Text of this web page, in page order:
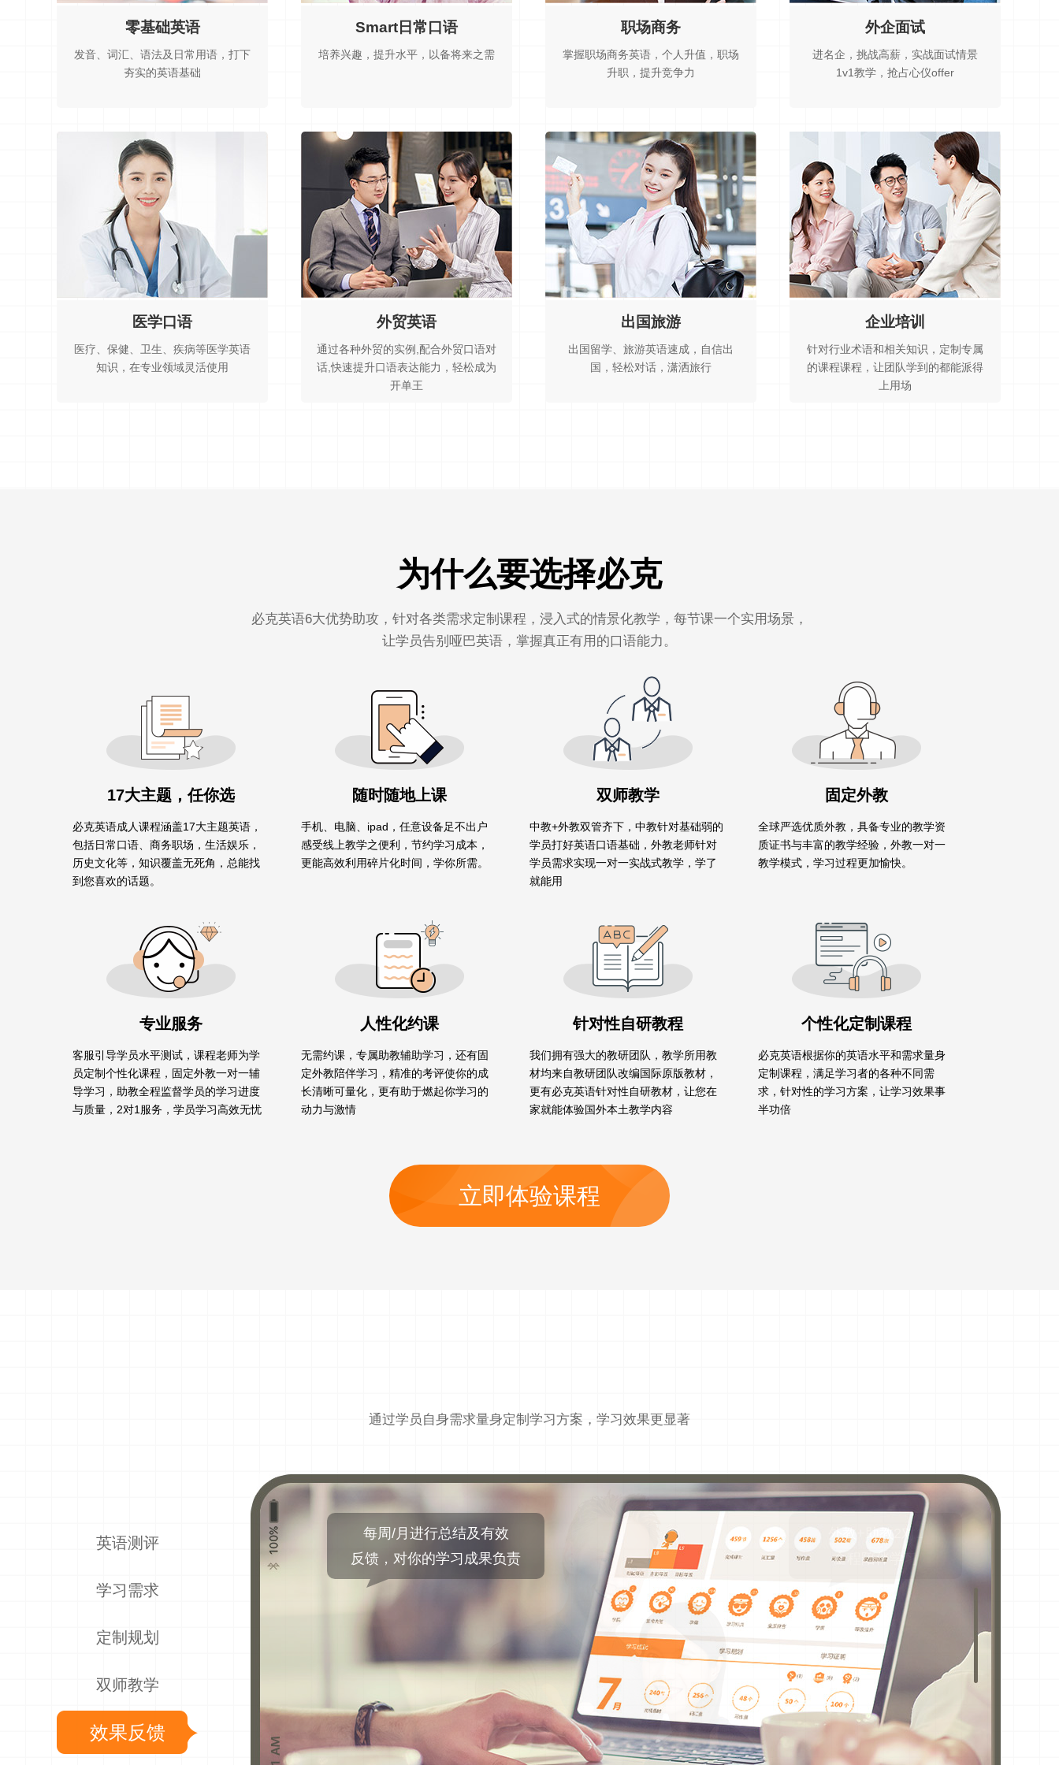
零基础英语
发音、词汇、语法及日常用语，打下
夯实的英语基础
Smart日常口语
培养兴趣，提升水平，以备将来之需
职场商务
掌握职场商务英语，个人升值，职场
升职，提升竞争力
外企面试
进名企，挑战高薪，实战面试情景
1v1教学，抢占心仪offer
医学口语
医疗、保健、卫生、疾病等医学英语
知识，在专业领域灵活使用
外贸英语
通过各种外贸的实例,配合外贸口语对
话,快速提升口语表达能力，轻松成为
开单王
出国旅游
出国留学、旅游英语速成，自信出
国，轻松对话，潇洒旅行
企业培训
针对行业术语和相关知识，定制专属
的课程课程，让团队学到的都能派得
上用场
为什么要选择必克
必克英语6大优势助攻，针对各类需求定制课程，浸入式的情景化教学，每节课一个实用场景，
让学员告别哑巴英语，掌握真正有用的口语能力。
17大主题，任你选
必克英语成人课程涵盖17大主题英语，
包括日常口语、商务职场，生活娱乐，
历史文化等，知识覆盖无死角，总能找
到您喜欢的话题。
随时随地上课
手机、电脑、ipad，任意设备足不出户
感受线上教学之便利，节约学习成本，
更能高效利用碎片化时间，学你所需。
双师教学
中教+外教双管齐下，中教针对基础弱的
学员打好英语口语基础，外教老师针对
学员需求实现一对一实战式教学，学了
就能用
固定外教
全球严选优质外教，具备专业的教学资
质证书与丰富的教学经验，外教一对一
教学模式，学习过程更加愉快。
专业服务
客服引导学员水平测试，课程老师为学
员定制个性化课程，固定外教一对一辅
导学习，助教全程监督学员的学习进度
与质量，2对1服务，学员学习高效无忧
人性化约课
无需约课，专属助教辅助学习，还有固
定外教陪伴学习，精准的考评使你的成
长清晰可量化，更有助于燃起你学习的
动力与激情
针对性自研教程
我们拥有强大的教研团队，教学所用教
材均来自教研团队改编国际原版教材，
更有必克英语针对性自研教材，让您在
家就能体验国外本土教学内容
个性化定制课程
必克英语根据你的英语水平和需求量身
定制课程，满足学习者的各种不同需
求，针对性的学习方案，让学习效果事
半功倍
立即体验课程
通过学员自身需求量身定制学习方案，学习效果更显著
英语测评
学习需求
定制规划
双师教学
效果反馈
每周/月进行总结及有效
反馈，对你的学习成果负责